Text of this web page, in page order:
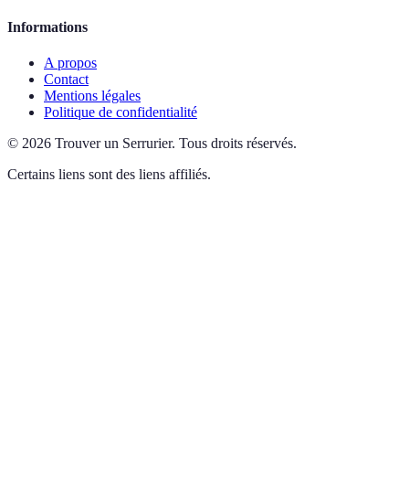
Informations
A propos
Contact
Mentions légales
Politique de confidentialité
© 2026 Trouver un Serrurier. Tous droits réservés.
Certains liens sont des liens affiliés.